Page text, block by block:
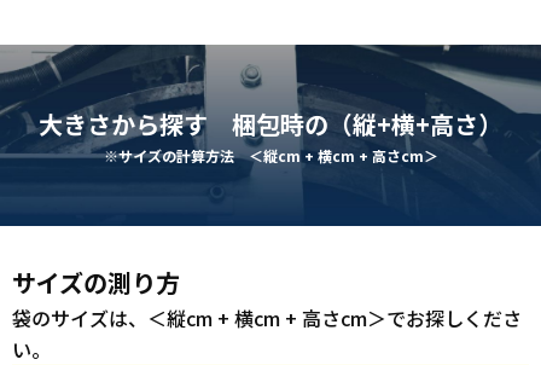
大きさから探す 梱包時の（縦+横+高さ）
※サイズの計算方法 ＜縦cm + 横cm + 高さcm＞
サイズの測り方
袋のサイズは、＜縦cm + 横cm + 高さcm＞でお探しくださ
い。